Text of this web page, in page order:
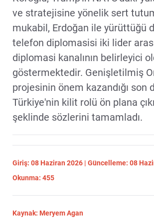
ve stratejisine yönelik sert
mukabil, Erdoğan ile yürüttüğü
telefon diplomasisi iki lider
diplomasi kanalının belirleyici
göstermektedir. Genişletilmiş
projesinin önem kazandığı son
Türkiye'nin kilit rolü ön plana
şeklinde sözlerini tamamladı.
Giriş: 08 Haziran 2026 | Güncelleme: 08
Okunma: 455
Kaynak: Meryem Agan